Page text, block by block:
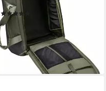
Liter
ab 104,99 € UVP130,00 €
-19%
lieferbar - in 1-2 Werktagen bei dir
+1